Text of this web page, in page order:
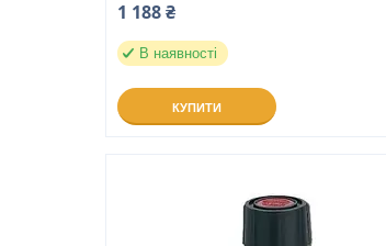
1 188 ₴
В наявності
КУПИТИ